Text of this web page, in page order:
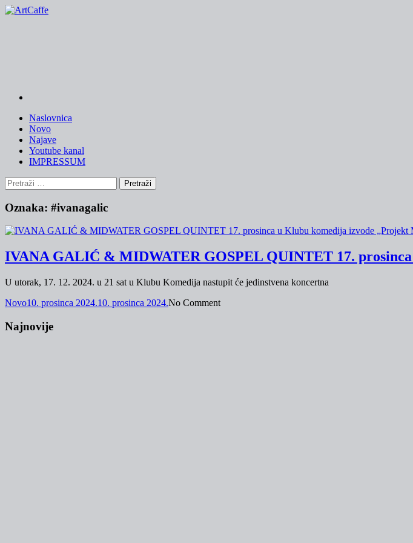
Skip
Naslovnica
Novo
Najave
Youtube kanal
IMPRESSUM
Pretraži:
Oznaka: #ivanagalic
IVANA GALIĆ & MIDWATER GOSPEL QUINTET 17.
U utorak, 17. 12. 2024. u 21 sat u Klubu Komedija nastupit će jedinstvena koncertna
Novo10. prosinca 2024.10. prosinca 2024.No Comment
Najnovije